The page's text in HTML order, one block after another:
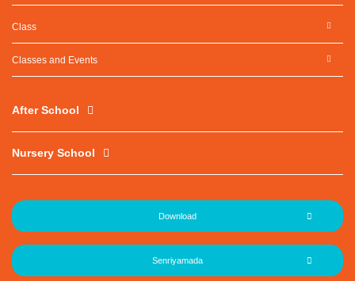
Class
Classes and Events
After School
Nursery School
Download
Senriyamada